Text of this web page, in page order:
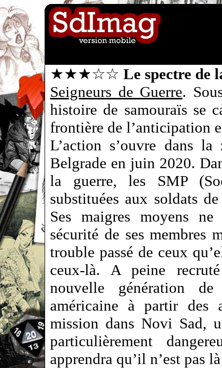
★★★☆☆ Le spectre de
Seigneurs de Guerre.
histoire de samouraïs se
frontière de l’anticipation
L’action s’ouvre dans
Belgrade en juin 2020.
la guerre, les SMP
substituées aux soldats
Ses maigres moyens
sécurité de ses membres
trouble passé de ceux
ceux-là. A peine
nouvelle génération
américaine à partir des
mission dans Novi Sad,
particulièrement
apprendra qu’il n’est pas